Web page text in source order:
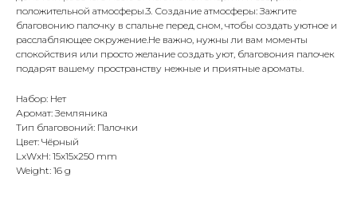
положительной атмосферы.3. Создание атмосферы: Зажгите
благовонию палочку в спальне перед сном, чтобы создать уютное и
расслабляющее окружение.Не важно, нужны ли вам моменты
спокойствия или просто желание создать уют, благовония палочек
подарят вашему пространству нежные и приятные ароматы.
Набор: Нет
Аромат: Земляника
Тип благовоний: Палочки
Цвет: Чёрный
LxWxH: 15x15x250 mm
Weight: 16 g